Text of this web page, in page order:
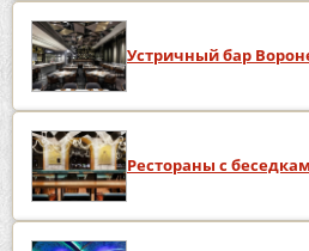
Устричный бар
Рестораны с